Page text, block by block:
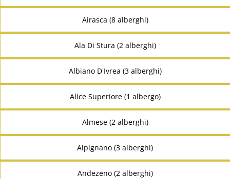
Airasca (8 alberghi)
Ala Di Stura (2 alberghi)
Albiano D'Ivrea (3 alberghi)
Alice Superiore (1 albergo)
Almese (2 alberghi)
Alpignano (3 alberghi)
Andezeno (2 alberghi)